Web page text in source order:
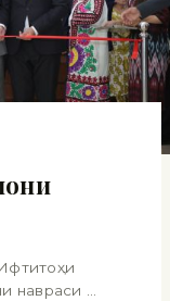
навраси …